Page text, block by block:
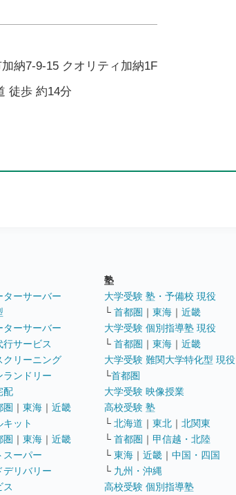
納7-9-15 クオリティ加納1F
徒歩 約14分
ターサーバー
ターサーバー
行サービス
クリーニング
ランドリー
配
圏 ｜ 東海 ｜ 近畿
キット
圏 ｜ 東海 ｜ 近畿
スーパー
デリバリー
ス
塾
大学受験 塾・予備校 現役
└ 首都圏 ｜ 東海 ｜ 近畿
大学受験 個別指導塾 現役
└ 首都圏 ｜ 東海 ｜ 近畿
大学受験 難関大学特化型 現役
└首都圏
大学受験 映像授業
高校受験 塾
└ 北海道 ｜ 東北 ｜ 北関東
└ 首都圏 ｜ 甲信越・北陸
└ 東海 ｜ 近畿 ｜ 中国・四国
└ 九州・沖縄
高校受験 個別指導塾